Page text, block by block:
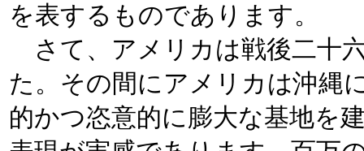
を表するものであります。
さて、アメリカは戦後二十
た。その間にアメリカは沖縄
的かつ恣意的に膨大な基地を